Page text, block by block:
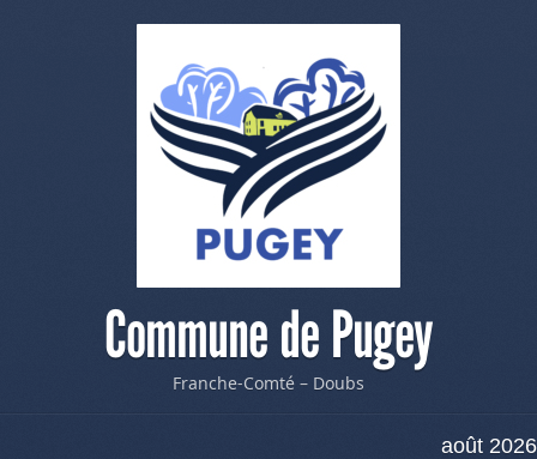
Commune de Pugey
Franche-Comté – Doubs
août 2026